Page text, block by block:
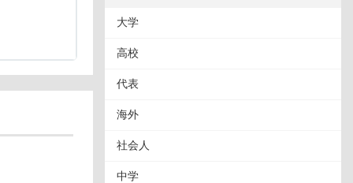
大学
高校
代表
海外
社会人
中学